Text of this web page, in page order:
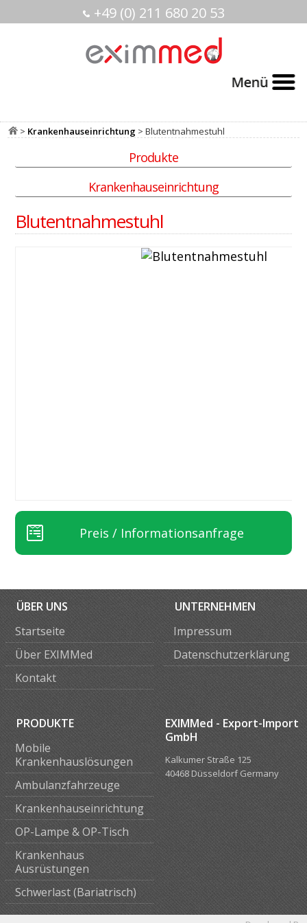
+49 (0) 211 680 20 53
> Krankenhauseinrichtung > Blutentnahmestuhl
Produkte
Krankenhauseinrichtung
Blutentnahmestuhl
Preis / Informationsanfrage
ÜBER UNS
Startseite
Über EXIMMed
Kontakt
PRODUKTE
Mobile
Krankenhauslösungen
Ambulanzfahrzeuge
Krankenhauseinrichtung
OP-Lampe & OP-Tisch
Krankenhaus
Ausrüstungen
Schwerlast (Bariatrisch)
UNTERNEHMEN
Impressum
Datenschutzerklärung
EXIMMed - Export-Import
GmbH
Kalkumer Straße 125
40468 Düsseldorf Germany